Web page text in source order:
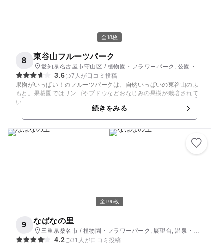
全18枚
8 東谷山フルーツパーク
愛知県名古屋市守山区 / 植物園・フラワーパーク, 公園・総
合公園3.6
7人が口コミ投稿
果物がいっぱい！のフルーツパークは、自然いっぱいの東谷山のふ
もと。果樹園ではリンゴやブドウなどおなじみの果樹が栽培されて
いる様子や、世界の熱帯果樹温室ではパパイヤやグァバ、バナナな
ど世界の珍しい熱帯果樹の花や実を見ることができます。くだもの
館の売店では、生の搾りたてフレッシュジュースや、カットフルー
ツが大人気。フルーツの収穫体験も休日に開催。まとまった収穫量
が見込める時に随時開催するので、休前日午後のHPを確認してね。
東谷山の散策ハイキングや、芝生広場、家族で魚釣りを楽しめるフ
ィッシングコーナーもあります。桜の名所として知られています。
続きをみる
全106枚
9 なばなの里
三重県桑名市 / 植物園・フラワーパーク, 展望台, 温泉・銭
湯, 観光
4.2
31人が口コミ投稿